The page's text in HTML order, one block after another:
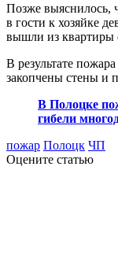
Позже
в гости к хозяйке
вышли из квартиры
В результате
закопчены стены и
В Полоцке
гибели
пожар Полоцк ЧП
Оцените статью